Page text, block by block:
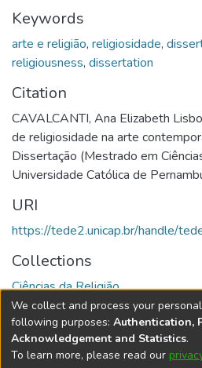
Keywords
arte e religião, religiosidade,
religiousness, dissertation
Citation
CAVALCANTI, Ana Elizabeth
de religiosidade na arte
Dissertação (Mestrado em
Universidade Católica de
URI
https://tede2.unicap.br/handle/
Collections
Ciências da Religião
Full item page
DSpace softwarecopyright ©
We collect and process your
following purposes: Authentication,
Acknowledgement and Statistics.
To learn more, please read our